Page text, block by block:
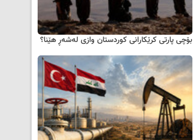
بۆچی پارتی کرێکارانی کوردستان وازی لەشەڕ هێنا؟